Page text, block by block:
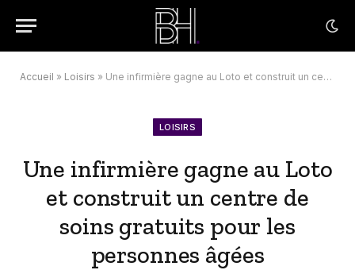
Accueil » Loisirs » Une infirmière gagne au Loto et construit un centre de soins gratuits pour les personnes âgées
LOISIRS
Une infirmière gagne au Loto
et construit un centre de
soins gratuits pour les
personnes âgées